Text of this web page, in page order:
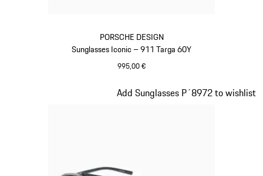
PORSCHE DESIGN
Sunglasses Iconic – 911 Targa 60Y
995,00 €
Add Sunglasses P´8972 to wishlist